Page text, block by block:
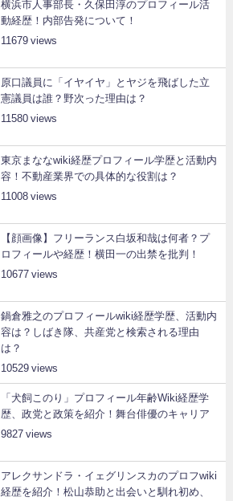
横浜市人事部長・久保田淳のプロフィール活
動経歴！内部告発について！
11679
原口議員に「イヤイヤ」とヤジを飛ばした立
憲議員は誰？野次った理由は？
11580
東京まななwiki経歴プロフィール学歴と活動内
容！不動産業界での具体的な役割は？
11008
【顔画像】フリーランス白坂和哉は何者？プ
ロフィールや経歴！横田一の出禁を批判！
10677
鍋倉雅之のプロフィールwiki経歴学歴、活動内
容は？しばき隊、共産党と検索される理由
は？
10529
「犬飼このり」プロフィール年齢Wiki経歴学
歴、政党と政策を紹介！舞台俳優のキャリア
9827
アレクサンドラ・イェグリンスカのプロフwiki
経歴を紹介！松山恭助と出会いと馴れ初め、